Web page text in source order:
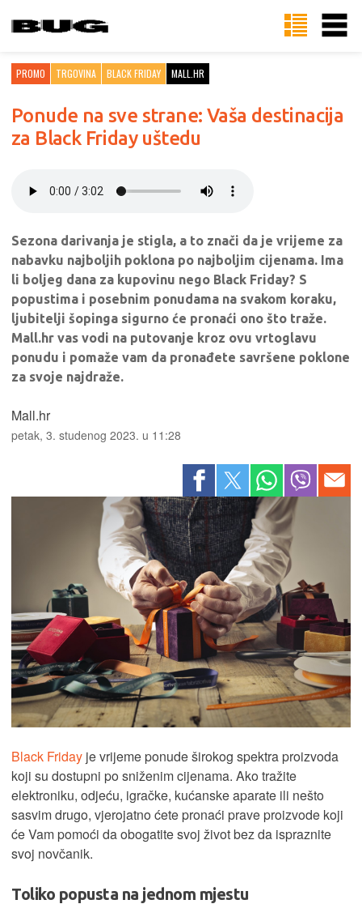
PROMO TRGOVINA BLACK FRIDAY MALL.HR
Ponude na sve strane: Vaša destinacija
za Black Friday uštedu
Sezona darivanja je stigla, a to znači da je vrijeme za
nabavku najboljih poklona po najboljim cijenama. Ima
li boljeg dana za kupovinu nego Black Friday? S
popustima i posebnim ponudama na svakom koraku,
ljubitelji šopinga sigurno će pronaći ono što traže.
Mall.hr vas vodi na putovanje kroz ovu vrtoglavu
ponudu i pomaže vam da pronađete savršene poklone
za svoje najdraže.
Mall.hr
petak, 3. studenog 2023. u 11:28
Black Friday je vrijeme ponude širokog spektra proizvoda
koji su dostupni po sniženim cijenama. Ako tražite
elektroniku, odjeću, igračke, kućanske aparate ili nešto
sasvim drugo, vjerojatno ćete pronaći prave proizvode koji
će Vam pomoći da obogatite svoj život bez da ispraznite
svoj novčanik.
Toliko popusta na jednom mjestu